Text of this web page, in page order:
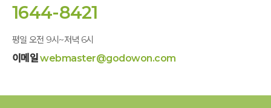
1644-8421
평일 오전 9시~저녁 6시
이메일webmaster@godowon.com